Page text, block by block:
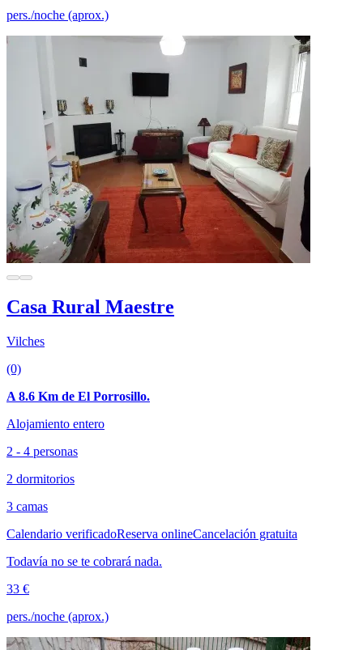
pers./noche (aprox.)
Casa Rural Maestre
Vilches
(0)
A 8.6 Km de El Porrosillo.
Alojamiento entero
2 - 4 personas
2 dormitorios
3 camas
Calendario verificadoReserva onlineCancelación gratuita
Todavía no se te cobrará nada.
33 €
pers./noche (aprox.)